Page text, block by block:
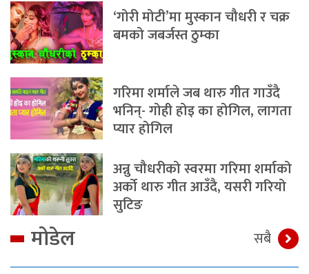
‘गोरी मोटी’मा मुस्कान चौधरी र चक्र
बमको जबर्जस्त ठुम्का
गरिमा शर्माले जब थारु गीत गाउँदै
भनिन्- गोही होइ का होगिल, लागता
प्यार होगिल
अन्नु चौधरीको स्वरमा गरिमा शर्माको
अर्को थारु गीत आउँदै, यसरी गरियो
सुटिङ
मोडेल सबै